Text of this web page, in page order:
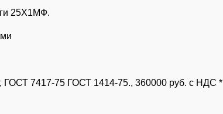
25Х1МФ.
ГОСТ 7417-75 ГОСТ 1414-75., 360000 руб. с НДС *